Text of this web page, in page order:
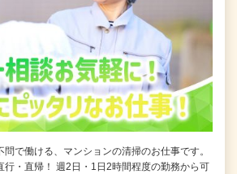
問で働ける、マンションの清掃のお仕事です。
行・直帰！ 週2日・1日2時間程度の勤務から可